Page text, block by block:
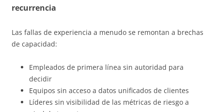
recurrencia
Las fallas de experiencia a menudo se remontan a brechas
de capacidad:
Empleados de primera línea sin autoridad para
decidir
Equipos sin acceso a datos unificados de clientes
Líderes sin visibilidad de las métricas de riesgo a